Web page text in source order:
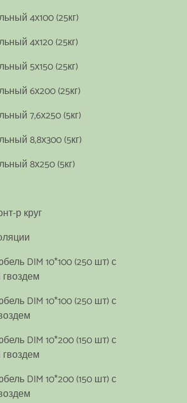
4х100 (25кг)
4х120 (25кг)
5х150 (25кг)
6х200 (25кг)
7,6х250 (5кг)
8,8х300 (5кг)
8х250 (5кг)
р круг
DIM 10*100 (250 шт) с
DIM 10*100 (250 шт) с
DIM 10*200 (150 шт) с
DIM 10*200 (150 шт) с